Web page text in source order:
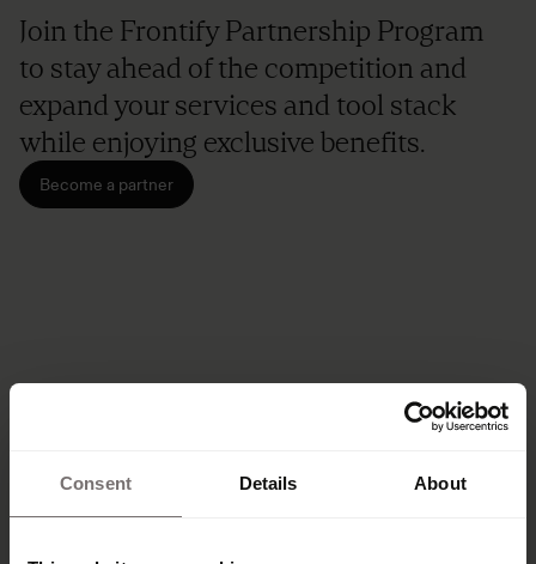
Consent Details About
Join the Frontify Partnership Program
to stay ahead of the competition and
expand your services and tool stack
while enjoying exclusive benefits.
Become a partner